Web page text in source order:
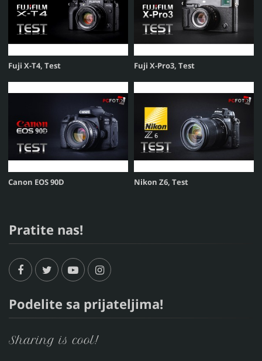
Fuji X-T4, Test Fuji X-Pro3, Test
Canon EOS 90D Nikon Z6, Test
Pratite nas!
Podelite sa prijateljima!
Sharing is cool!